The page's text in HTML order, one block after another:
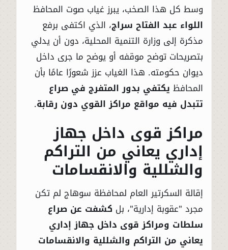
وسط كل هذا الصخب، يبرز غياب صوت المحافظ
اللواء عبد الفتاح سراج، الذي اكتفى برفع
مذكرة إلى وزارة التنمية المحلية، دون أن يدلي
بتصريحات توضح موقفه أو يوضح ما جرى داخل
ديوان حكومته. هذا الغياب عزز شعورًا عامًا بأن
المحافظ يكتفي بدور المتفرج في صراع
تتبدل فيه مواقع مراكز القوي دون رقابة.
مراكز قوى داخل جهاز
إداري يعاني من التراكم
والشللية والانقسامات
إقالة السكرتير العام لمحافظة سوهاج لم تكن
مجرد "عقوبة إدارية"، بل كشفت عن صراع
سلطات ومراكز قوى داخل جهاز إداري
يعاني من التراكم والشللية والانقسامات